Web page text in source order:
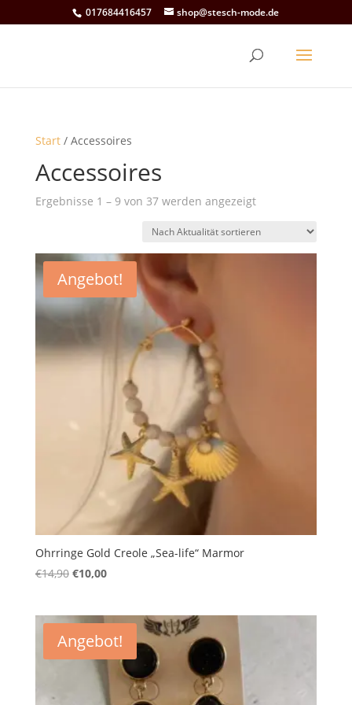
017684416457 shop@stesch-mode.de
Start/ Accessoires
Accessoires
Ergebnisse 1 – 9 von 37 werden angezeigtNach
sortiert
Angebot!
Ohrringe Gold Creole „Sea-life“ Marmor
€14,90 Ursprünglicher
€14,90
€10,00Aktueller
€10,00.
Angebot!